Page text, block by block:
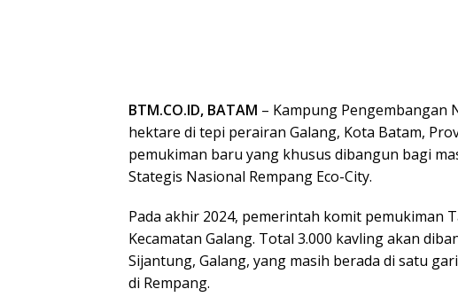
BTM.CO.ID, BATAM – Kampung Pengembangan
hektare di tepi perairan Galang, Kota Batam,
pemukiman baru yang khusus dibangun bagi
Stategis Nasional Rempang Eco-City.
Pada akhir 2024, pemerintah komit pemukiman
Kecamatan Galang. Total 3.000 kavling akan
Sijantung, Galang, yang masih berada di satu
di Rempang.